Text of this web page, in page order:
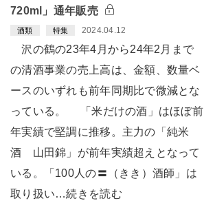
720ml」通年販売
酒類 特集 2024.04.12
沢の鶴の23年4月から24年2月まで
の清酒事業の売上高は、金額、数量ベ
ースのいずれも前年同期比で微減とな
っている。 「米だけの酒」はほぼ前
年実績で堅調に推移。主力の「純米
酒 山田錦」が前年実績超えとなって
いる。「100人の〓（きき）酒師」は
取り扱い…続きを読む